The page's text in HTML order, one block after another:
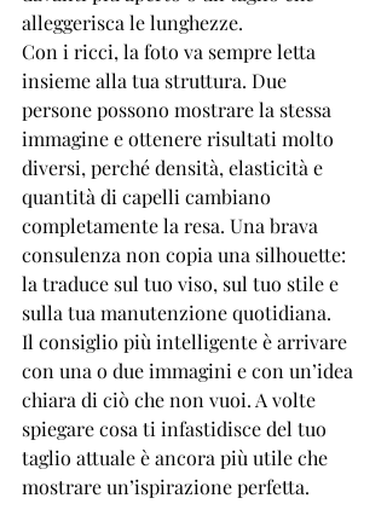
alleggerisca le lunghezze.
Con i ricci, la foto va sempre letta
insieme alla tua struttura. Due
persone possono mostrare la stessa
immagine e ottenere risultati molto
diversi, perché densità, elasticità e
quantità di capelli cambiano
completamente la resa. Una brava
consulenza non copia una silhouette:
la traduce sul tuo viso, sul tuo stile e
sulla tua manutenzione quotidiana.
Il consiglio più intelligente è arrivare
con una o due immagini e con un’idea
chiara di ciò che non vuoi. A volte
spiegare cosa ti infastidisce del tuo
taglio attuale è ancora più utile che
mostrare un’ispirazione perfetta.